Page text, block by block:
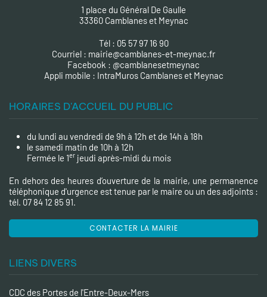
1 place du Général De Gaulle
33360 Camblanes et Meynac
Tél : 05 57 97 16 90
Courriel : mairie@camblanes-et-meynac.fr
Facebook : @camblanesetmeynac
Appli mobile : IntraMuros Camblanes et Meynac
HORAIRES D'ACCUEIL DU PUBLIC
du lundi au vendredi de 9h à 12h et de 14h à 18h
le samedi matin de 10h à 12h
Fermée le 1er jeudi après-midi du mois
En dehors des heures d’ouverture de la mairie, une permanence
téléphonique d'urgence est tenue par le maire ou un des adjoints :
tél. 07 84 12 85 91.
CONTACTER LA MAIRIE
LIENS DIVERS
CDC des Portes de l'Entre-Deux-Mers